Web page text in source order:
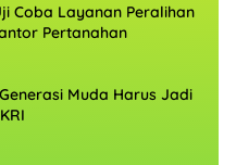
Coba Layanan Peralihan
Pertanahan
Muda Harus Jadi